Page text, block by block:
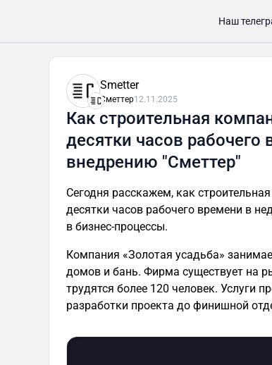
Наш
Smetter
Сметтер12.11.2025
Как строительная
десятки часов рабочего
внедрению "Сметтер"
Сегодня расскажем, как строительная компания из Уфы стала экономить
десятки часов рабочего времени в неделю благодаря внедрению “Сметтера”
в бизнес-процессы.
Компания «Золотая усадьба» занимается строительством деревянных
домов и бань. Фирма существует на рынке с 2010 года, сегодня в штате
трудятся более 120 человек. Услуги предоставляются "под ключ": от
разработки проекта до